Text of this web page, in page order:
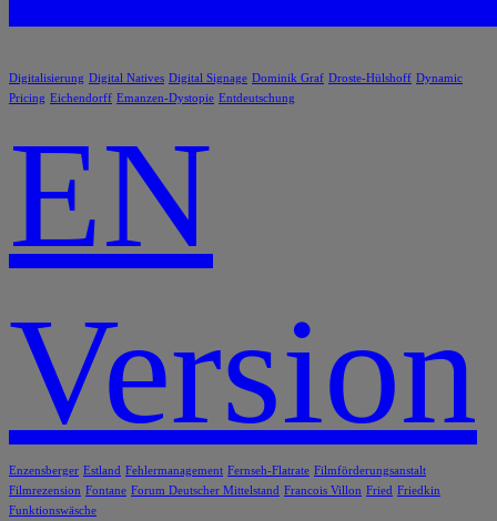
Digitalisierung Digital Natives Digital Signage Dominik Graf Droste-Hülshoff Dynamic
Pricing Eichendorff Emanzen-Dystopie Entdeutschung
EN
Version
Enzensberger Estland Fehlermanagement Fernseh-Flatrate Filmförderungsanstalt
Filmrezension Fontane Forum Deutscher Mittelstand Francois Villon Fried Friedkin
Funktionswäsche